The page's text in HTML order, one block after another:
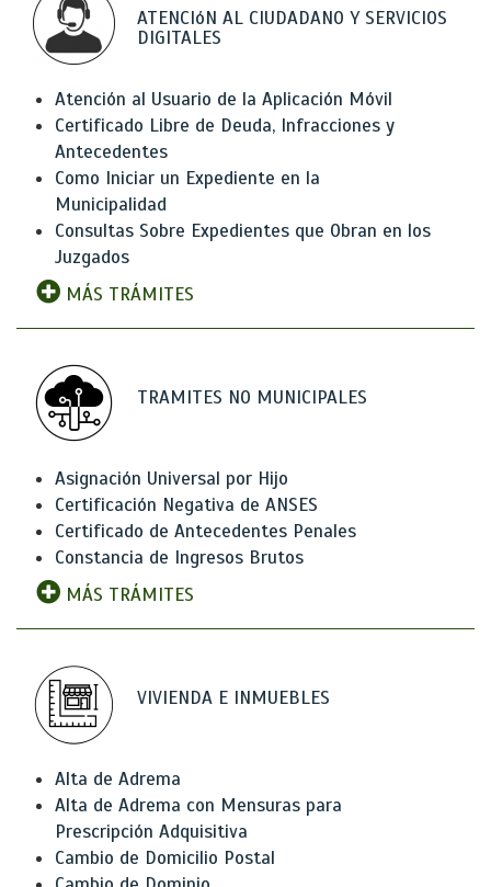
ATENCIóN AL CIUDADANO Y SERVICIOS
DIGITALES
Atención al Usuario de la Aplicación Móvil
Certificado Libre de Deuda, Infracciones y
Antecedentes
Como Iniciar un Expediente en la
Municipalidad
Consultas Sobre Expedientes que Obran en los
Juzgados
MÁS TRÁMITES
TRAMITES NO MUNICIPALES
Asignación Universal por Hijo
Certificación Negativa de ANSES
Certificado de Antecedentes Penales
Constancia de Ingresos Brutos
MÁS TRÁMITES
VIVIENDA E INMUEBLES
Alta de Adrema
Alta de Adrema con Mensuras para
Prescripción Adquisitiva
Cambio de Domicilio Postal